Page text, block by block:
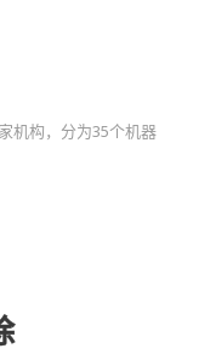
机构，分为35个机器